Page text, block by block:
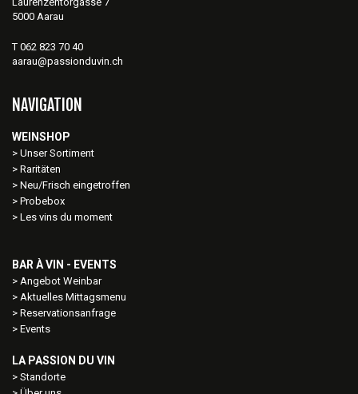
5000 Aarau
T 062 823 70 40
aarau@passionduvin.ch
NAVIGATION
WEINSHOP
Unser Sortiment
Raritäten
Neu/Frisch eingetroffen
Probebox
Les vins du moment
BAR À VIN - EVENTS
Angebot Weinbar
Aktuelles Mittagsmenu
Reservationsanfrage
Events
LA PASSION DU VIN
Standorte